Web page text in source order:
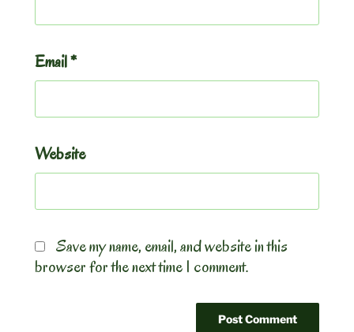
Email*
Website
Save my name, email, and website in this
browser for the next time I comment.